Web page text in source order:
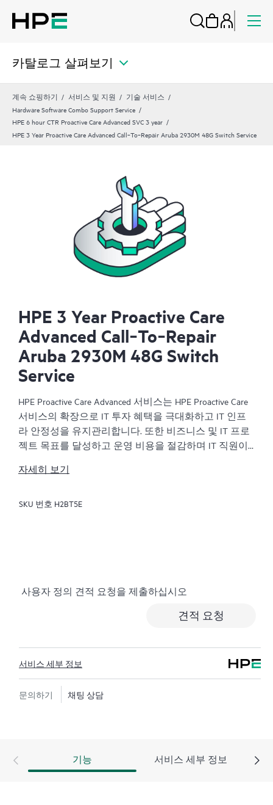
카탈로그 살펴보기
계속 쇼핑하기 서비스 및 지원
기술 서비스
Hardware Software Combo Support Service
HPE 6 hour CTR Proactive Care Advanced SVC 3 year
HPE 3 Year Proactive Care Advanced Call‑To‑Repair Aruba 2930M 48G Switch Service
HPE 3 Year Proactive Care
Advanced Call‑To‑Repair
Aruba 2930M 48G Switch
Service
HPE Proactive Care Advanced 서비스는 HPE Proactive Care
서비스의 확장으로 IT 투자 혜택을 극대화하고 IT 인프
라 안정성을 유지관리합니다. 또한 비즈니스 및 IT 프로
젝트 목표를 달성하고 운영 비용을 절감하며 IT 직원이
당된 HPE ASM(Account Support Manager)은 HPE의 광범위
맞춤식으로 기술 및 운영에 관한 조언을 제공합니다.
전문가의 기술 자문 및 지원을 주선하여 특정 프로젝트,
사고가 발생하는 경우 비즈니스에 미치는 영향을 줄이
려면 신속하고 포괄적으로 대응해야 합니다. Hewlett
Packard Enterprise TSS(Technical Solution Specialist)는 신속
한 사건 해결을 위한 고급 콜 환경을 제공합니다. 심각도
HPE Proactive Care Advanced에서는 Remote Support
자세히 보기
SKU 번호 H2BT5E
사용자 정의 견적 요청을 제출하십시오
견적 요청
서비스 세부 정보
문의하기 채팅 상담
기능 서비스 세부 정보